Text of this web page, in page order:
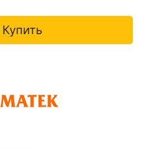
Купить